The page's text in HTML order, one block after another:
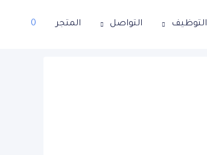
التوظيف التواصل المتجر 0